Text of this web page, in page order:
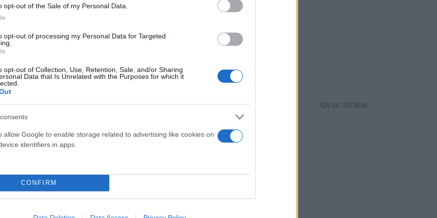
opt-out of the Sale of my Personal Data.
opt-out of processing my Personal Data for Targeted
opt-out of Collection, Use, Retention, Sale, and/or Sharing
Data that Is Unrelated with the Purposes for which it
allow Google to enable storage related to advertising like cookies on
identifiers in apps.
CONFIRM
πρόστιμα με τα οποία θα είναι αντιμέτωποι οι παραβάτες
Κυκλοφορίας, η χρήση κινητού τηλεφώνου κατά την
διπλώματος για 30 ημέρες
με συνεχώς αυξανόμενες κυρώσεις, ανάλογα το πόσες
στα 1.000 ευρώ και το δίπλωμα αφαιρείται για έξι μήνες.
ευρώ και η αφαίρεση της άδειας οδήγησης φτάνει τους 12